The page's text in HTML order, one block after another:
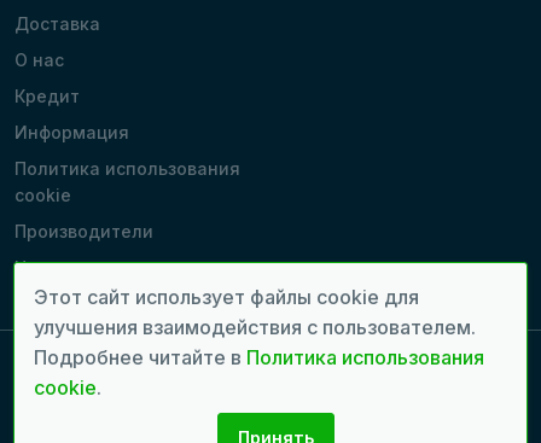
Доставка
О нас
Кредит
Информация
Политика использования
cookie
Производители
Наши магазины
Copyright 2022 - 2026 © Все права защищены. | Время генерации
Этот сайт использует файлы cookie для
улучшения взаимодействия с пользователем.
Подробнее читайте в Политика использования
cookie.
Принять